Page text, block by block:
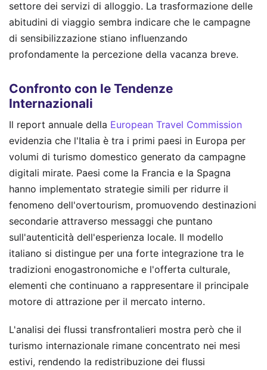
settore dei servizi di alloggio. La trasformazione delle
abitudini di viaggio sembra indicare che le campagne
di sensibilizzazione stiano influenzando
profondamente la percezione della vacanza breve.
Confronto con le Tendenze
Internazionali
Il report annuale della European Travel Commission
evidenzia che l'Italia è tra i primi paesi in Europa per
volumi di turismo domestico generato da campagne
digitali mirate. Paesi come la Francia e la Spagna
hanno implementato strategie simili per ridurre il
fenomeno dell'overtourism, promuovendo destinazioni
secondarie attraverso messaggi che puntano
sull'autenticità dell'esperienza locale. Il modello
italiano si distingue per una forte integrazione tra le
tradizioni enogastronomiche e l'offerta culturale,
elementi che continuano a rappresentare il principale
motore di attrazione per il mercato interno.
L'analisi dei flussi transfrontalieri mostra però che il
turismo internazionale rimane concentrato nei mesi
estivi, rendendo la redistribuzione dei flussi